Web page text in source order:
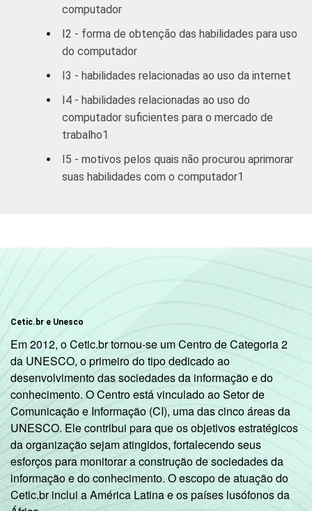
De 16 a 24
anos
34
De 25 a 34
anos
De 45 a 59
mais
R$761-R$1140 58
R$1141-
R$1900
45
R$1901-
R$3800
28
R$3801 ou
mais
24
computador
I2 - forma de obtenção das habilidades para uso
do computador
I3 - habilidades relacionadas ao uso da internet
I4 - habilidades relacionadas ao uso do
computador suficientes para o mercado de
trabalho1
I5 - motivos pelos quais não procurou aprimorar
suas habilidades com o computador1
Cetic.br e Unesco
Em 2012, o Cetic.br tornou-se um Centro de Categoria 2
da UNESCO, o primeiro do tipo dedicado ao
desenvolvimento das sociedades da informação e do
conhecimento. O Centro está vinculado ao Setor de
Comunicação e Informação (CI), uma das cinco áreas da
UNESCO. Ele contribui para que os objetivos estratégicos
da organização sejam atingidos, fortalecendo seus
esforços para monitorar a construção de sociedades da
informação e do conhecimento. O escopo de atuação do
Cetic.br inclui a América Latina e os países lusófonos da